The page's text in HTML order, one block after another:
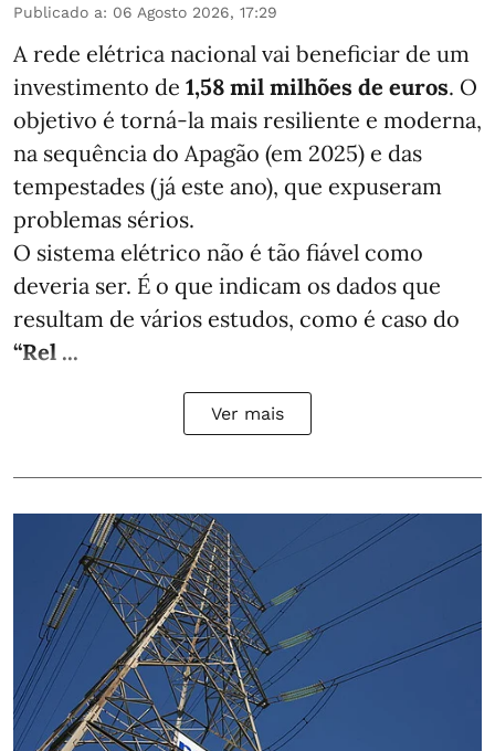
Publicado a: 06 Agosto 2026, 17:29
A rede elétrica nacional vai beneficiar de um
investimento de 1,58 mil milhões de euros. O
objetivo é torná-la mais resiliente e moderna,
na sequência do Apagão (em 2025) e das
tempestades (já este ano), que expuseram
problemas sérios.
O sistema elétrico não é tão fiável como
deveria ser. É o que indicam os dados que
resultam de vários estudos, como é caso do
“Rel ...
Ver mais